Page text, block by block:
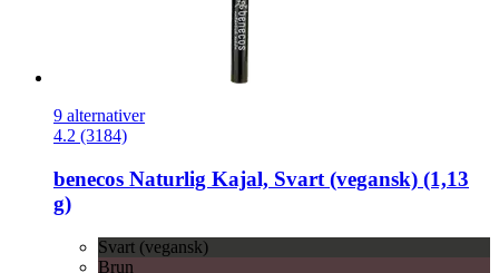
9 alternativer
4.2 (3184)
benecos Naturlig Kajal, Svart (vegansk) (1,13
g)
Svart (vegansk)
Brun